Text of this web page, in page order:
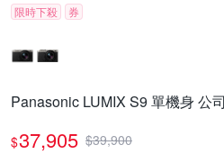
限時下殺 券
Panasonic LUMIX S9 單機身 公
$37,905 $39,900